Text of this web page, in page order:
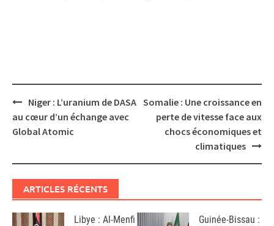
Post
navigation
Niger : L’uranium de DASA
au cœur d’un échange avec
Global Atomic
Somalie : Une croissance en
perte de vitesse face aux
chocs économiques et
climatiques
ARTICLES RÉCENTS
Libye : Al-Menfi
Guinée-Bissau :